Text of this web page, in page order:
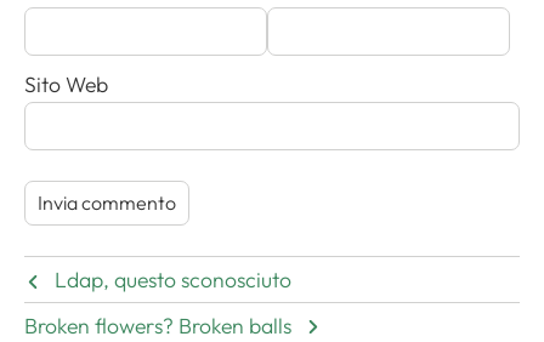
Sito Web
Ldap, questo sconosciuto
Broken flowers? Broken balls